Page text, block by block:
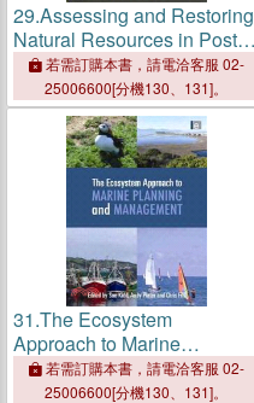
29.Assessing and Restoring
Natural Resources in Post-
Conflict Peacebuilding
若需訂購本書，請電洽客服 02-
25006600[分機130、131]。
31.The Ecosystem
Approach to Marine
Planning and Management
若需訂購本書，請電洽客服 02-
25006600[分機130、131]。